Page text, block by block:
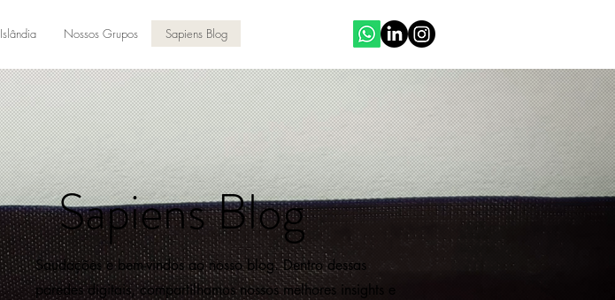
Islândia Nossos Grupos Sapiens Blog
Sapiens Blog
Saudações e bem-vindos ao nosso blog. Dentro dessas
paredes digitais, compartilhamos nossos melhores insights e